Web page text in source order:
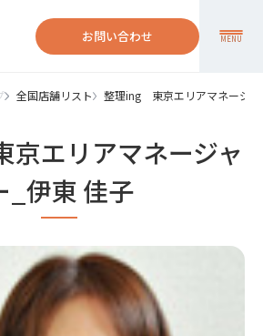
お問い合わせ MENU
全国店舗リスト 整理ing 東京エリアマネージャ
エリアマネージャ
_伊東 佳子